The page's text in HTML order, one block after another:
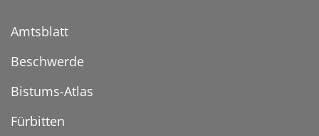
Amtsblatt
Beschwerde
Bistums-Atlas
Fürbitten